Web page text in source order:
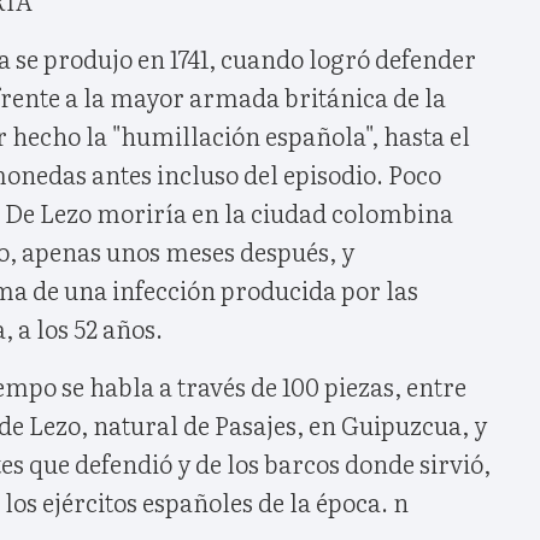
produjo en 1741, cuando logró defender
a la mayor armada británica de la
la "humillación española", hasta el
antes incluso del episodio. Poco
Lezo moriría en la ciudad colombina
apenas unos meses después, y
de una infección producida por las
a los 52 años.
se habla a través de 100 piezas, entre
Lezo, natural de Pasajes, en Guipuzcua, y
que defendió y de los barcos donde sirvió,
ejércitos españoles de la época. n